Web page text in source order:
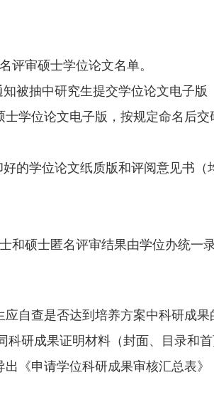
评审硕士学位论文名单。
知被抽中研究生提交学位论文电子版
学位论文电子版，按规定命名后交
的学位论文纸质版和评阅意见书（
和硕士匿名评审结果由学位办统一
自查是否达到培养方案中科研成
研成果证明材料（封面、目录和首
《申请学位科研成果审核汇总表》